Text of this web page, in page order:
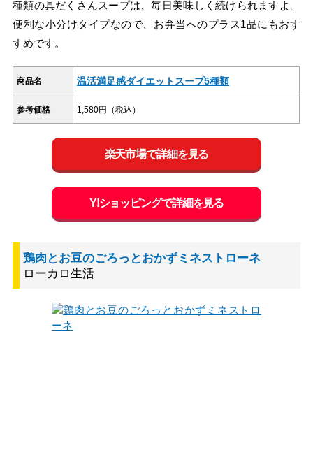
種類の具だくさんスープは、毎日美味しく続けられますよ。
便利な小分けタイプなので、お弁当へのプラス1品にもおす
すめです。
商品名 温活満足感ダイエットスープ5種類
参考価格 1,580円（税込）
楽天市場で詳細を見る
Y!ショッピングで詳細を見る
鶏肉とお豆のごろっとおかずミネストローネ
ローカロ生活